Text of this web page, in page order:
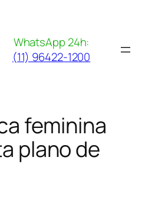
WhatsApp 24h:
(11) 96422-1200
feminina
plano de